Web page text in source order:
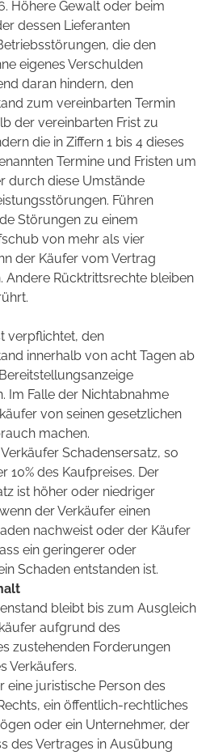
Höhere Gewalt oder beim
dessen Lieferanten
die den
eigenes Verschulden
daran hindern, den
zum vereinbarten Termin
der vereinbarten Frist zu
die in Ziffern 1 bis 4 dieses
Termine und Fristen um
durch diese Umstände
Führen
Störungen zu einem
von mehr als vier
der Käufer vom Vertrag
Andere Rücktrittsrechte bleiben
verpflichtet, den
innerhalb von acht Tagen ab
Im Falle der Nichtabnahme
von seinen gesetzlichen
machen.
Schadensersatz, so
10% des Kaufpreises. Der
ist höher oder niedriger
der Verkäufer einen
nachweist oder der Käufer
ein geringerer oder
Schaden entstanden ist.
bleibt bis zum Ausgleich
aufgrund des
zustehenden Forderungen
Verkäufers.
eine juristische Person des
ein öffentlich-rechtliches
oder ein Unternehmer, der
des Vertrages in Ausübung